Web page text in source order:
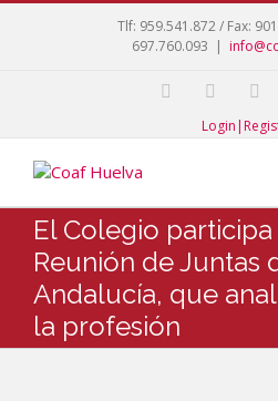
Tlf: 959.541.872 / Fax:
697.760.093 |
El Colegio participa
Reunión de Juntas
Andalucía, que
la profesión